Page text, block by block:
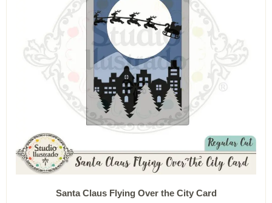
escolhidas
página
do
produto
Santa Claus Flying Over the City Card